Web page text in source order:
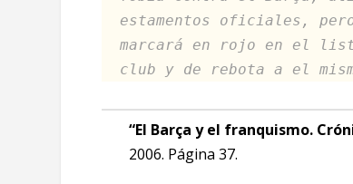
estamentos oficiales,
marcará en rojo en el
club y de rebota a el
“El Barça y el franquismo.
2006. Página 37.